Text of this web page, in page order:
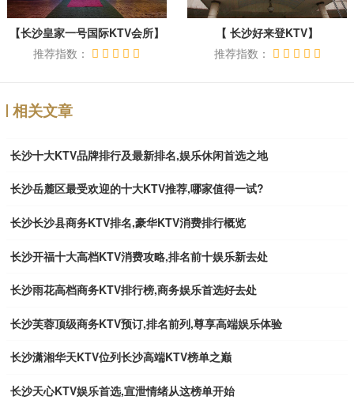
【长沙皇家一号国际KTV会所】
推荐指数：
【 长沙好来登KTV】
推荐指数：
相关文章
长沙十大KTV品牌排行及最新排名,娱乐休闲首选之地
长沙岳麓区最受欢迎的十大KTV推荐,哪家值得一试?
长沙长沙县商务KTV排名,豪华KTV消费排行概览
长沙开福十大高档KTV消费攻略,排名前十娱乐新去处
长沙雨花高档商务KTV排行榜,商务娱乐首选好去处
长沙芙蓉顶级商务KTV预订,排名前列,尊享高端娱乐体验
长沙潇湘华天KTV位列长沙高端KTV榜单之巅
长沙天心KTV娱乐首选,宣泄情绪从这榜单开始